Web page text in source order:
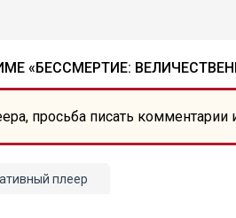
«БЕССМЕРТИЕ:
просьба писать
плеер